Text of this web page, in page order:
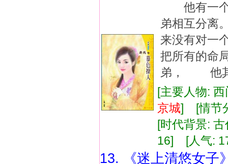
他有一
弟相互分
来没有对
把所有的
弟， 他其
[主要人物:
京城] [情节
[时代背景:
16] [人气:
13. 《迷上清悠女子